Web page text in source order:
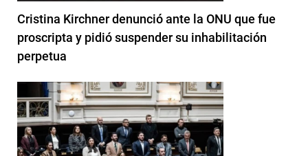
Cristina Kirchner denunció ante la ONU que fue
proscripta y pidió suspender su inhabilitación
perpetua